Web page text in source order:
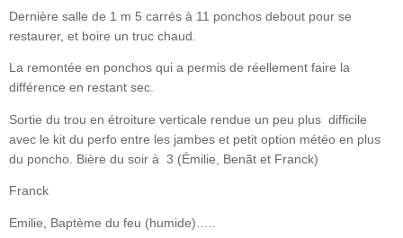
Dernière salle de 1 m 5 carrés à 11 ponchos debout pour se
restaurer, et boire un truc chaud.
La remontée en ponchos qui a permis de réellement faire la
différence en restant sec.
Sortie du trou en étroiture verticale rendue un peu plus difficile
avec le kit du perfo entre les jambes et petit option météo en plus
du poncho. Bière du soir à 3 (Émilie, Benãt et Franck)
Franck
Emilie, Baptème du feu (humide)…..